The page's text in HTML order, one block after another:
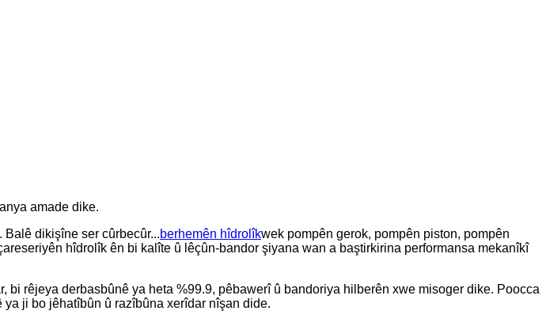
amade dike.
dikişîne ser cûrbecûr...berhemên hîdrolîkwek pompên gerok, pompên piston, pompên
hîdrolîk ên bi kalîte û lêçûn-bandor şiyana wan a baştirkirina performansa mekanîkî
rêjeya derbasbûnê ya heta %99.9, pêbawerî û bandoriya hilberên xwe misoger dike. Poocca
ji bo jêhatîbûn û razîbûna xerîdar nîşan dide.